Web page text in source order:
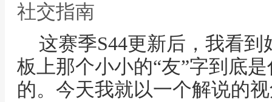
社交指南
这赛季S44更新后，我看
板上那个小小的“友”字到底
的。今天我就以一个解说的